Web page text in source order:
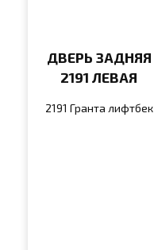
ДВЕРЬ ЗАДНЯЯ
2191 ЛЕВАЯ
2191 Гранта лифтбек